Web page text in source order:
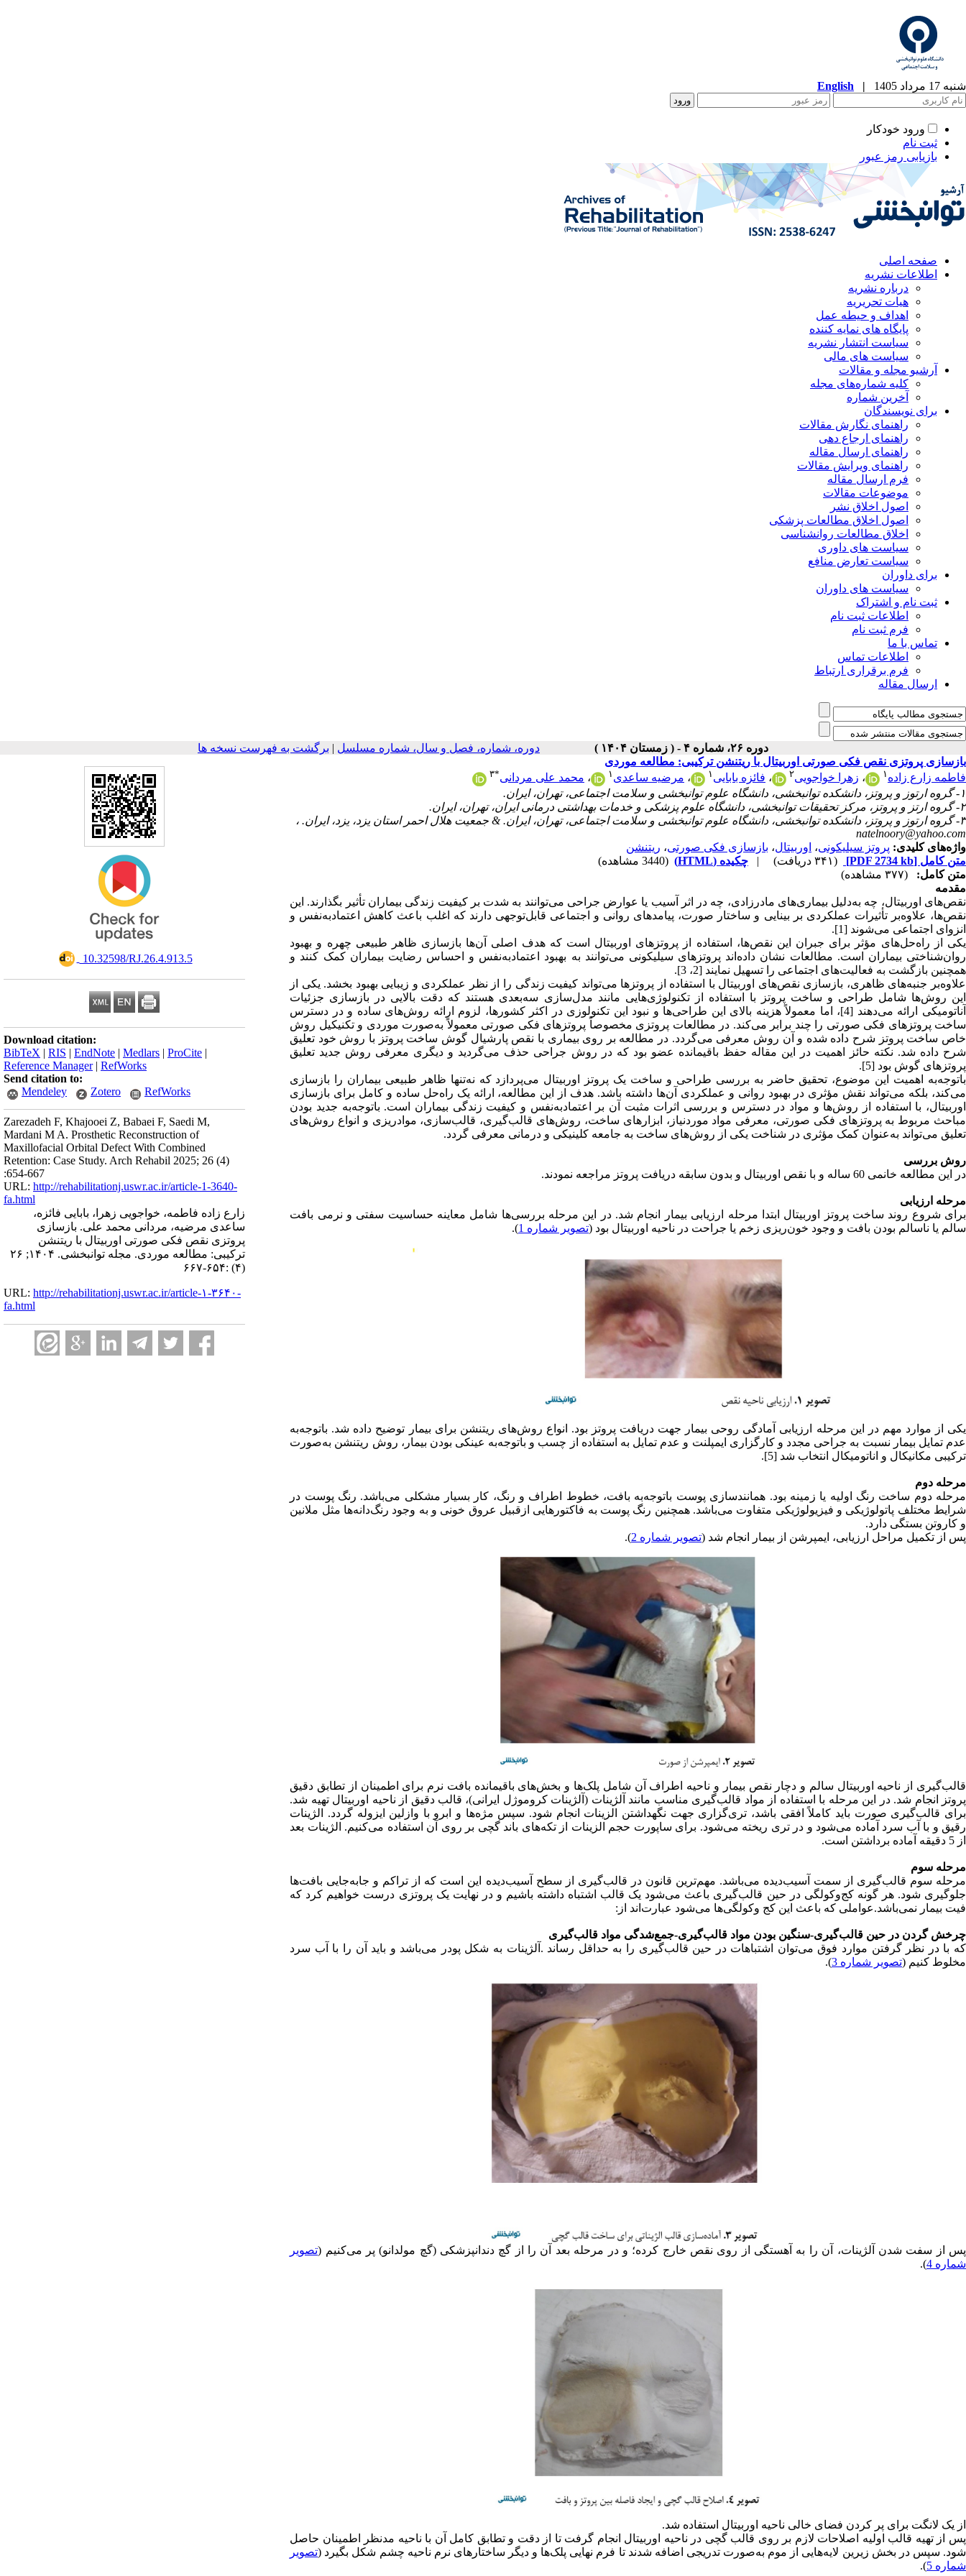
شنبه 17 مرداد 1405 |
English
ورود خودکار
ثبت نام
بازیابی رمز عبور
صفحه اصلی
اطلاعات نشریه
درباره نشریه
هیات تحریریه
اهداف و حیطه عمل
پایگاه های نمایه کننده
سیاست انتشار نشریه
سیاست های مالی
آرشیو مجله و مقالات
کلیه شماره‌های مجله
آخرین شماره
برای نویسندگان
راهنمای نگارش مقالات
راهنمای ارجاع دهی
راهنمای ارسال مقاله
راهنمای ویرایش مقالات
فرم ارسال مقاله
موضوعات مقالات
اصول اخلاق نشر
اصول اخلاق مطالعات پزشکی
اخلاق مطالعات روانشناسی
سیاست های داوری
سیاست تعارض منافع
برای داوران
سیاست های داوران
ثبت نام و اشتراک
اطلاعات ثبت نام
فرم ثبت نام
تماس با ما
اطلاعات تماس
فرم برقراری ارتباط
ارسال مقاله
دوره ۲۶، شماره ۴ - ( زمستان ۱۴۰۴ ) دوره، شماره، فصل و سال، شماره مسلسل | برگشت به فهرست نسخه ها
‎ 10.32598/RJ.26.4.913.5
Download citation:
BibTeX | RIS | EndNote | Medlars | ProCite |
Reference Manager| RefWorks
Send citation to:
Mendeley
Zotero RefWorks
Zarezadeh F, Khajooei Z, Babaei F, Saedi M,
Mardani M A. Prosthetic Reconstruction of
Maxillofacial Orbital Defect With Combined
Retention: Case Study. Arch Rehabil 2025; 26 (4)
:654-667
URL: http://rehabilitationj.uswr.ac.ir/article-1-3640-
fa.html
زارع زاده فاطمه، خواجویی زهرا، بابایی فائزه،
ساعدی مرضیه، مردانی محمد علی. بازسازی
پروتزی نقص فکی صورتی اوربیتال با ریتنشن
ترکیبی: مطالعه موردی. مجله توانبخشی. ۱۴۰۴; ۲۶
(۴) :۶۵۴-۶۶۷
URL: http://rehabilitationj.uswr.ac.ir/article-۱-۳۶۴۰-
fa.html
بازسازی پروتزی نقص فکی صورتی اوربیتال با ریتنشن ترکیبی: مطالعه موردی
فاطمه زارع زاده ۱ ، زهرا خواجویی۲ ، فائزه بابایی ۱ ، مرضیه ساعدی ۱ ، محمد علی مردانی*۳
۱- گروه ارتوز و پروتز، دانشکده توانبخشی، دانشگاه علوم توانبخشی و سلامت اجتماعی، تهران، ایران.
۲- گروه ارتز و پروتز، مرکز تحقیقات توانبخشی، دانشگاه علوم پزشکی و خدمات بهداشتی درمانی ایران، تهران، ایران.
۳- گروه ارتوز و پروتز، دانشکده توانبخشی، دانشگاه علوم توانبخشی و سلامت اجتماعی، تهران، ایران. & جمعیت هلال احمر استان یزد، یزد، ایران. ،
natelnoory@yahoo.com
واژه‌های کلیدی: پروتز سیلیکونی، اوربیتال، بازسازی فکی صورتی، ریتنشن
متن کامل [PDF 2734 kb] (۳۴۱ دریافت) | چکیده (HTML)
(3440 مشاهده)
متن کامل:
(۳۷۷ مشاهده)
مقدمه
نقص‌های اوربیتال، چه به‌دلیل بیماری‌های مادرزادی، چه در اثر آسیب یا عوارض جراحی می‌توانند به شدت بر کیفیت زندگی بیماران تأثیر بگذارند. این
نقص‌ها، علاوه‌بر تأثیرات عملکردی بر بینایی و ساختار صورت، پیامدهای روانی و اجتماعی قابل‌توجهی دارند که اغلب باعث کاهش اعتمادبه‌نفس و
انزوای اجتماعی می‌شوند [1].
یکی از راه‌حل‌های مؤثر برای جبران این نقص‌ها، استفاده از پروتزهای اوربیتال است که هدف اصلی آن‌ها بازسازی ظاهر طبیعی چهره و بهبود
روان‌شناختی بیماران است. مطالعات نشان داده‌اند پروتزهای سیلیکونی می‌توانند به بهبود اعتمادبه‌نفس و احساس رضایت بیماران کمک کنند و
همچنین بازگشت به فعالیت‌های اجتماعی را تسهیل نمایند [2، 3].
علاوه‌بر جنبه‌های ظاهری، بازسازی نقص‌های اوربیتال با استفاده از پروتزها می‌تواند کیفیت زندگی را از نظر عملکردی و زیبایی بهبود بخشد. یکی از
این روش‌ها شامل طراحی و ساخت پروتز با استفاده از تکنولوژی‌هایی مانند مدل‌سازی سه‌بعدی هستند که دقت بالایی در بازسازی جزئیات
آناتومیکی ارائه می‌دهند [4]، اما معمولاً هزینه بالای این طراحی‌ها و نبود این تکنولوزی در اکثر کشورها، لزوم ارائه روش‌های ساده و در دسترس
ساخت پروتزهای فکی صورتی را چند برابر می‌کند. در مطالعات پروتزی مخصوصاً پروتزهای فکی صورتی معمولاً به‌صورت موردی و تکنیکیل روش
خاص ساخت پروتز شرح داده شده و آن روش معرفی می‌گردد. در مطالعه بر روی بیماری با نقص پارشیال گوش ساخت پروتز با روش خود تعلیق
شرح داده شد. نکته حائز اهمیت در این مقاله حفظ باقیمانده عضو بود که در روش جراحی حذف می‌گردید و دیگری معرفی روش جدید تعلیق
پروتزهای گوش بود [5].
باتوجه‌به اهمیت این موضوع، تحقیق حاضر به بررسی طراحی و ساخت یک پروتز اوربیتال می‌پردازد که نه‌تنها ظاهر طبیعی بیماران را بازسازی
می‌کند، بلکه می‌تواند نقش مؤثری در بهبود روانی و عملکردی آن‌ها داشته باشد. هدف از این مطالعه، ارائه یک راه‌حل ساده و کامل برای بازسازی
اوربیتال، با استفاده از روش‌ها و مواد در دسترس و بررسی اثرات مثبت آن بر اعتمادبه‌نفس و کیفیت زندگی بیماران است. باتوجه‌به جدید بودن
مباحث مربوط به پروتزهای فکی صورتی، معرفی مواد موردنیاز، ابزارهای ساخت، روش‌های قالب‌گیری، قالب‌سازی، موادریزی و انواع روش‌های
تعلیق می‌تواند به‌عنوان کمک مؤثری در شناخت یکی از روش‌های ساخت به جامعه کلینیکی و درمانی معرفی گردد.
روش بررسی
در این مطالعه خانمی 60 ساله و با نقص اوربیتال و بدون سابقه دریافت پروتز مراجعه نمودند.
مرحله ارزیابی
برای شروع روند ساخت پروتز اوربیتال ابتدا مرحله ارزیابی بیمار انجام شد. در این مرحله بررسی‌ها شامل معاینه حساسیت سفتی و نرمی بافت
سالم یا ناسالم بودن بافت و وجود خون‌ریزی زخم یا جراحت در ناحیه اوربیتال بود (تصویر شماره 1 ).
یکی از موارد مهم در این مرحله ارزیابی آمادگی روحی بیمار جهت دریافت پروتز بود. انواع روش‌های ریتنشن برای بیمار توضیح داده شد. باتوجه‌به
عدم تمایل بیمار نسبت به جراحی مجدد و کارگزاری ایمپلنت و عدم تمایل به استفاده از چسب و باتوجه‌به عینکی بودن بیمار، روش ریتنشن به‌صورت
ترکیبی مکانیکال و اناتومیکال انتخاب شد [5].
مرحله دوم
مرحله دوم ساخت رنگ اولیه یا زمینه بود. همانندسازی پوست باتوجه‌به بافت، خطوط اطراف و رنگ، کار بسیار مشکلی می‌باشد. رنگ پوست در
شرایط مختلف پاتولوژیکی و فیزیولوژیکی متفاوت می‌باشد. همچنین رنگ پوست به فاکتورهایی ازقبیل عروق خونی و به وجود رنگ‌دانه‌ها مثل ملانین
و کاروتن بستگی دارد.
پس از تکمیل مراحل ارزیابی، ایمپرشن از بیمار انجام شد (تصویر شماره 2 ).
قالب‌گیری از ناحیه اوربیتال سالم و دچار نقص بیمار و ناحیه اطراف آن شامل پلک‌ها و بخش‌های باقیمانده بافت نرم برای اطمینان از تطابق دقیق
پروتز انجام شد. در این مرحله با استفاده از مواد قالب‌گیری مناسب مانند آلژینات (آلژینات کروموژل ایرانی)، قالب دقیق از ناحیه اوربیتال تهیه شد.
برای قالب‌گیری صورت باید کاملاً افقی باشد، تری‌گزاری جهت نگهداشتن الزینات انجام شود. سپس مژه‌ها و ابرو با وازلین ایزوله گردد. الژینات
رقیق و با آب سرد آماده می‌شود و در تری ریخته می‌شود. برای ساپورت حجم الزینات از تکه‌های باند گچی بر روی آن استفاده می‌کنیم. الژینات بعد
از 5 دقیقه آماده برداشتن است.
مرحله سوم
مرحله سوم قالب‌گیری از سمت آسیب‌دیده می‌باشد. مهم‌ترین قانون در قالب‌گیری از سطح آسیب‌دیده این است که از تراکم و جابه‌جایی بافت‌ها
جلوگیری شود. هر گونه کج‌وکولگی در حین قالب‌گیری باعث می‌شود یک قالب اشتباه داشته باشیم و در نهایت یک پروتزی درست خواهیم کرد که
فیت بیمار نمی‌باشد.عواملی که باعث این کج وکولگی‌ها می‌شود عبارت‌اند از:
چرخش گردن در حین قالب‌گیری-سنگین بودن مواد قالب‌گیری-جمع‌شدگی مواد قالب‌گیری
که با در نظر گرفتن موارد فوق می‌توان اشتباهات در حین قالب‌گیری را به حداقل رساند .آلژینات به شکل پودر می‌باشد و باید آن را با آب سرد
مخلوط کنیم (تصویر شماره 3 ).
پس از سفت شدن آلژینات، آن را به آهستگی از روی نقص خارج کرده؛ و در مرحله بعد آن را از گچ دندانپزشکی (گچ مولدانو) پر می‌کنیم (تصویر
شماره 4
).
از یک لانگت برای پر کردن فضای خالی ناحیه اوربیتال استفاده شد.
پس از تهیه قالب اولیه اصلاحات لازم بر روی قالب گچی در ناحیه اوربیتال انجام گرفت تا از دقت و تطابق کامل آن با ناحیه مدنظر اطمینان حاصل
شود. سپس در بخش زیرین لایه‌هایی از موم به‌صورت تدریجی اضافه شدند تا فرم نهایی پلک‌ها و دیگر ساختارهای نرم ناحیه چشم شکل بگیرد (تصویر
شماره 5
).